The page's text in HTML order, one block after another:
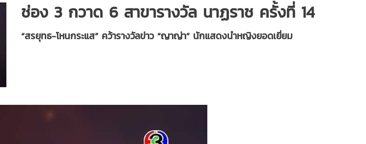
ช่อง 3 กวาด 6 สาขารางวัล นาฏราช ครั้งที่ 14
“สรยุทธ-โหนกระแส” คว้ารางวัลข่าว “ญาญ่า” นักแสดงนำหญิงยอดเยี่ยม